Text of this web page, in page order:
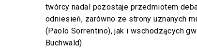
twórcy nadal pozostaje przedmiotem
odniesień, zarówno ze strony uznanych
(Paolo Sorrentino), jak i wschodzących
Buchwald).